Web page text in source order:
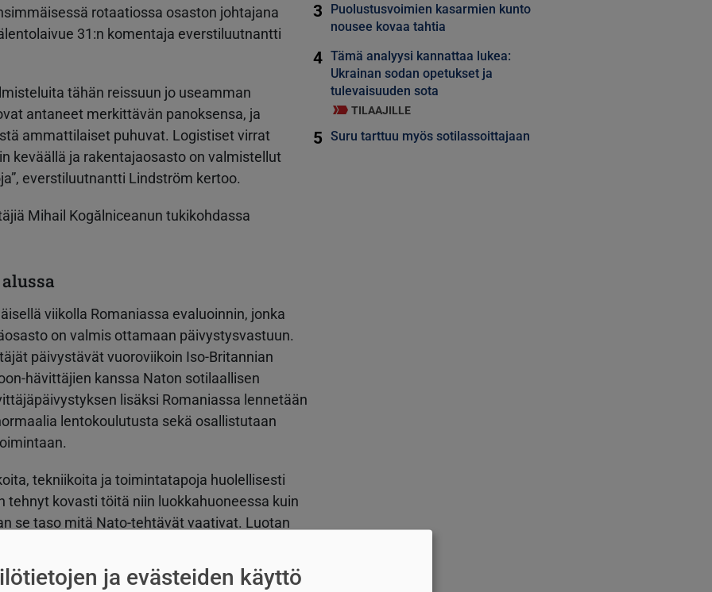
rotaatiossa osaston johtajana
31:n komentaja everstiluutnantti
tähän reissuun jo useamman
antaneet merkittävän panoksensa, ja
ammattilaiset puhuvat. Logistiset virrat
keväällä ja rakentajaosasto on valmistellut
everstiluutnantti Lindström kertoo.
Mihail Kogălniceanun tukikohdassa
viikolla Romaniassa evaluoinnin, jonka
on valmis ottamaan päivystysvastuun.
päivystävät vuoroviikoin Iso-Britannian
hävittäjien kanssa Naton sotilaallisen
lisäksi Romaniassa lennetään
lentokoulutusta sekä osallistutaan
tekniikoita ja toimintatapoja huolellisesti
tehnyt kovasti töitä niin luokkahuoneessa kuin
se taso mitä Nato-tehtävät vaativat. Luotan
kykenevän tuottamaan suorituskykyistä
toteaa.
3
Puolustusvoimien kasarmien kunto
nousee kovaa tahtia
4 Tämä analyysi kannattaa lukea:
Ukrainan sodan opetukset ja
tulevaisuuden sota
TILAAJILLE
5 Suru tarttuu myös sotilassoittajaan
ja evästeiden käyttö